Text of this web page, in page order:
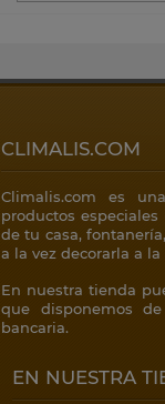
CLIMALIS.COM
Climalis.com es
productos
de tu casa,
a la vez decorarla a
En nuestra tienda
que disponemos
bancaria.
EN NUESTRA